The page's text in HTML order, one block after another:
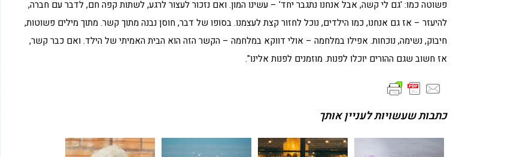
פשוטה כמו: 'גם לי קשה, אבל אנחנו נתגבר יחד' – עשינו המון. ואם נזכור לעצור לרגע, לשתות קפה חם, לדבר עם חברה,
להיעזר – אז גם אנחנו, כמו הילדים, נוכל לחזור קצת לעצמנו. בסופו של דבר, חוסן נבנה מתוך קשר. מתוך מילים פשוטות,
חיבוק, נשימה, נוכחות. אפילו במלחמה – אולי דווקא במלחמה – הקשר הזה הוא הבית האמיתי של הילד. ואם כבר קשר,
אז חשוב שגם ההורים יוכלו לפנות. מוזמנים לפנות אלינו".
כתבות שעשויות לעניין אותך